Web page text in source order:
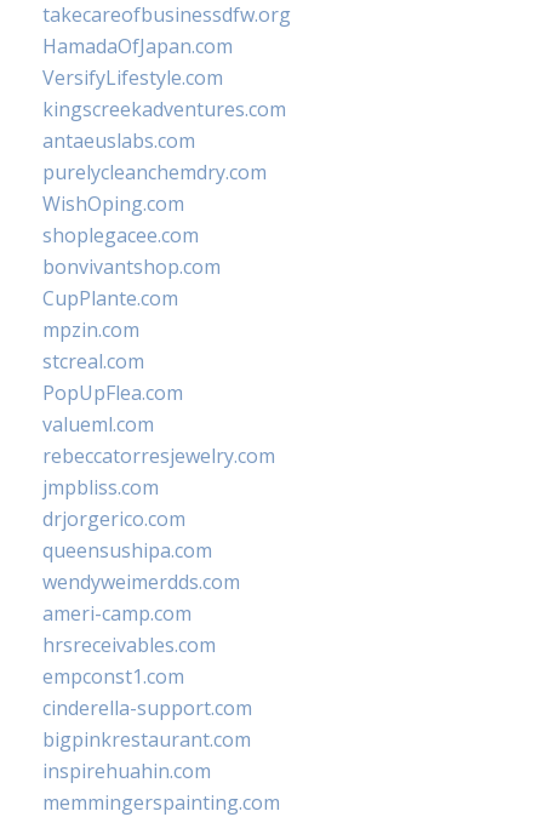
takecareofbusinessdfw.org
HamadaOfJapan.com
VersifyLifestyle.com
kingscreekadventures.com
antaeuslabs.com
purelycleanchemdry.com
WishOping.com
shoplegacee.com
bonvivantshop.com
CupPlante.com
mpzin.com
stcreal.com
PopUpFlea.com
valueml.com
rebeccatorresjewelry.com
jmpbliss.com
drjorgerico.com
queensushipa.com
wendyweimerdds.com
ameri-camp.com
hrsreceivables.com
empconst1.com
cinderella-support.com
bigpinkrestaurant.com
inspirehuahin.com
memmingerspainting.com